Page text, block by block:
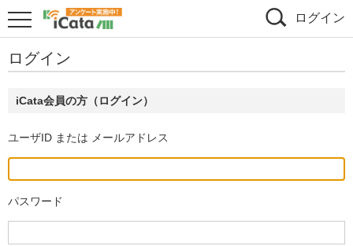
ログイン
ログイン
iCata会員の方（ログイン）
ユーザID または メールアドレス
パスワード